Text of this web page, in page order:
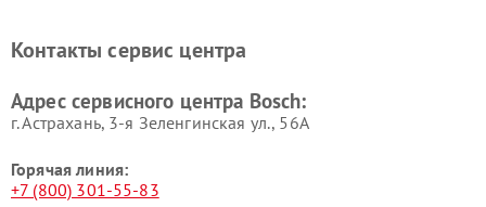
Ремонт сушильных автоматовРемонт морозильных камер
Контакты сервис центра
Адрес сервисного центра Bosch:
г. Астрахань, 3-я Зеленгинская ул., 56А
Горячая линия:
+7 (800) 301-55-83